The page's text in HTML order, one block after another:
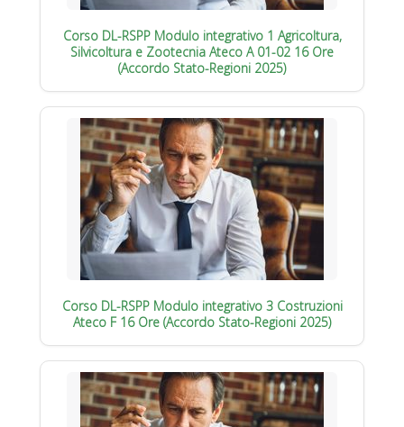
Corso DL-RSPP Modulo integrativo 1 Agricoltura,
Silvicoltura e Zootecnia Ateco A 01-02 16 Ore
(Accordo Stato-Regioni 2025)
Corso DL-RSPP Modulo integrativo 3 Costruzioni
Ateco F 16 Ore (Accordo Stato-Regioni 2025)